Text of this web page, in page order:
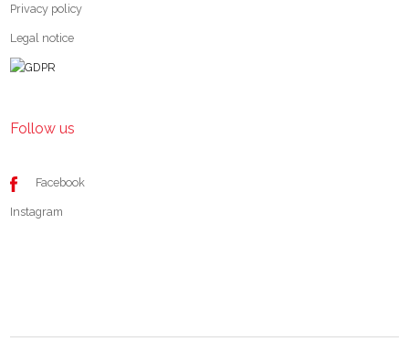
Privacy policy
Legal notice
Follow us
Facebook
Instagram